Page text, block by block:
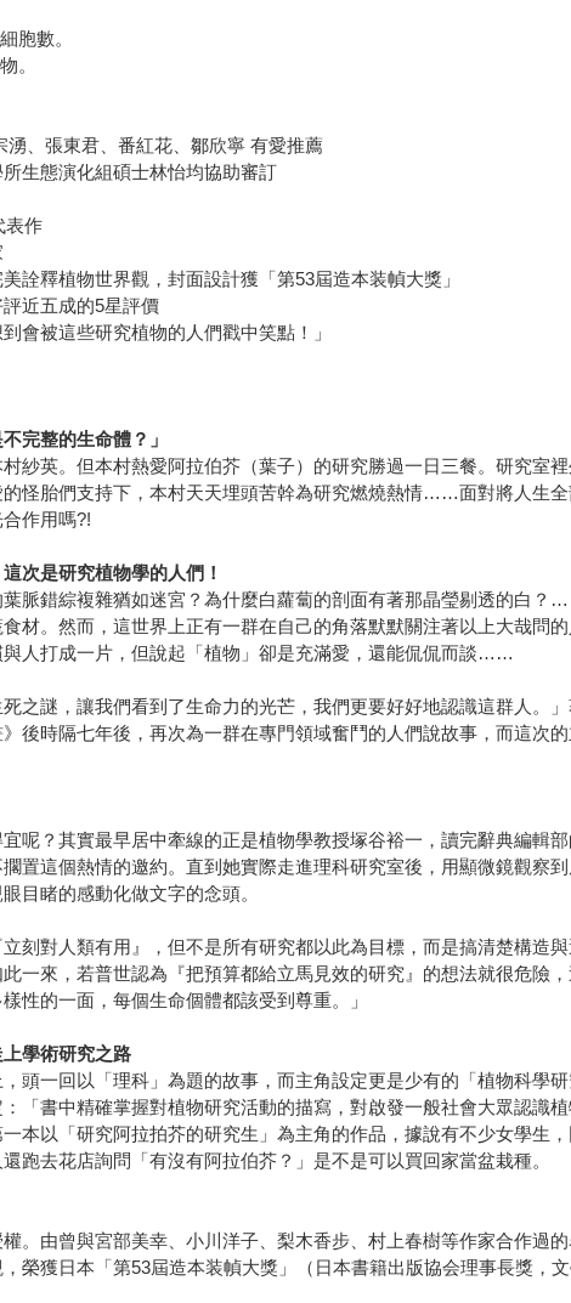
胞數。
。
、張東君、番紅花、鄒欣寧 有愛推薦
生態演化組碩士林怡均協助審訂
表作
釋植物世界觀，封面設計獲「第53屆造本装幀大獎」
近五成的5星評價
會被這些研究植物的人們戳中笑點！」
完整的生命體？」
紗英。但本村熱愛阿拉伯芥（葉子）的研究勝過一日三餐。研究室
怪胎們支持下，本村天天埋頭苦幹為研究燃燒熱情……面對將人生
作用嗎?!
次是研究植物學的人們！
脈錯綜複雜猶如迷宮？為什麼白蘿蔔的剖面有著那晶瑩剔透的白
材。然而，這世界上正有一群在自己的角落默默關注著以上大哉問
人打成一片，但說起「植物」卻是充滿愛，還能侃侃而談……
之謎，讓我們看到了生命力的光芒，我們更要好好地認識這群人。
後時隔七年後，再次為一群在專門領域奮鬥的人們說故事，而這次
呢？其實最早居中牽線的正是植物學教授塚谷裕一，讀完辭典編輯
置這個熱情的邀約。直到她實際走進理科研究室後，用顯微鏡觀察
目睹的感動化做文字的念頭。
刻對人類有用』，但不是所有研究都以此為目標，而是搞清楚構造
一來，若普世認為『把預算都給立馬見效的研究』的想法就很危險
性的一面，每個生命個體都該受到尊重。」
學術研究之路
頭一回以「理科」為題的故事，而主角設定更是少有的「植物科學
「書中精確掌握對植物研究活動的描寫，對啟發一般社會大眾認識
本以「研究阿拉拍芥的研究生」為主角的作品，據說有不少女學生
跑去花店詢問「有沒有阿拉伯芥？」是不是可以買回家當盆栽種。
。由曾與宮部美幸、小川洋子、梨木香步、村上春樹等作家合作過
榮獲日本「第53屆造本装幀大獎」（日本書籍出版協会理事長獎，文